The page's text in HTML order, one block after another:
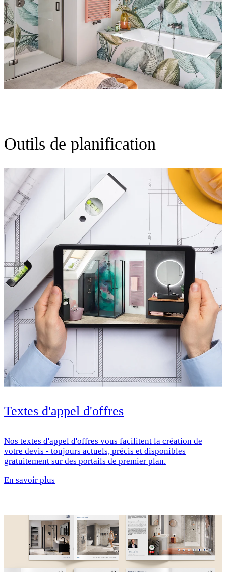
Outils de planification
Textes d'appel d'offres
Nos textes d'appel d'offres vous facilitent la création de
votre devis - toujours actuels, précis et disponibles
gratuitement sur des portails de premier plan.
En savoir plus